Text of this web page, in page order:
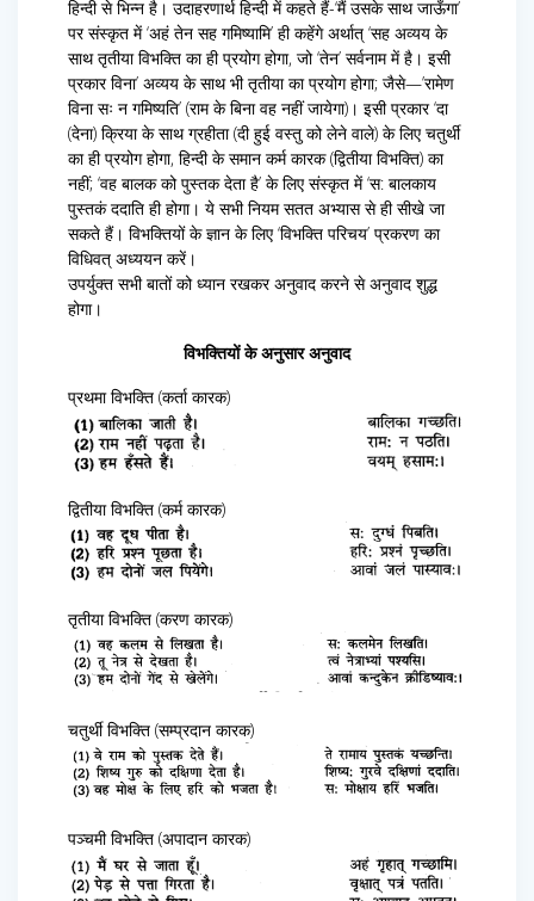
हिन्दी से भिन्न है। उदाहरणार्थ हिन्दी में कहते हैं-‘मैं उसके साथ जाऊँगा’
पर संस्कृत में ‘अहं तेन सह गमिष्यामि’ ही कहेंगे अर्थात् ‘सह अव्यय के
साथ तृतीया विभक्ति का ही प्रयोग होगा, जो ‘तेन’ सर्वनाम में है। इसी
प्रकार विना’ अव्यय के साथ भी तृतीया का प्रयोग होगा; जैसे—’रामेण
विना सः न गमिष्यति’ (राम के बिना वह नहीं जायेगा)। इसी प्रकार ‘दा
(देना) क्रिया के साथ ग्रहीता (दी हुई वस्तु को लेने वाले) के लिए चतुर्थी
का ही प्रयोग होगा, हिन्दी के समान कर्म कारक (द्वितीया विभक्ति) का
नहीं; ‘वह बालक को पुस्तक देता है’ के लिए संस्कृत में ‘स: बालकाय
पुस्तकं ददाति ही होगा। ये सभी नियम सतत अभ्यास से ही सीखे जा
सकते हैं। विभक्तियों के ज्ञान के लिए ‘विभक्ति परिचय’ प्रकरण का
विधिवत् अध्ययन करें।
उपर्युक्त सभी बातों को ध्यान रखकर अनुवाद करने से अनुवाद शुद्ध
होगा।
विभक्तियों के अनुसार अनुवाद
प्रथमा विभक्ति (कर्ता कारक)
द्वितीया विभक्ति (कर्म कारक)
तृतीया विभक्ति (करण कारक)
चतुर्थी विभक्ति (सम्प्रदान कारक)
पञ्चमी विभक्ति (अपादान कारक)